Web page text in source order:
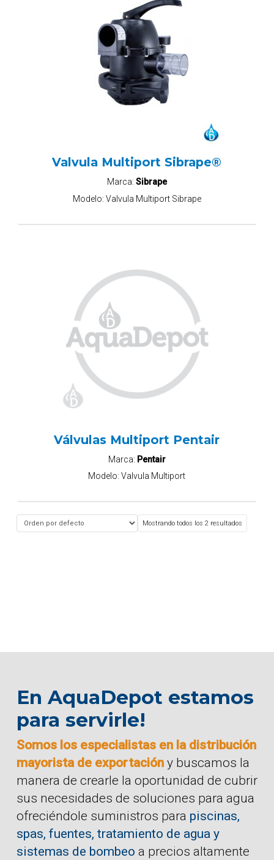
Valvula Multiport Sibrape®
Marca: Sibrape
Modelo: Valvula Multiport Sibrape
Válvulas Multiport Pentair
Marca: Pentair
Modelo:Valvula Multiport
Mostrando todos los 2 resultados
En AquaDepot estamos
para servirle!
Somos los especialistas en la distribución
mayorista de exportacióny buscamos la
manera de crearle la oportunidad de cubrir
sus necesidades de soluciones para agua
ofreciéndole suministros para piscinas,
spas, fuentes, tratamiento de agua y
sistemas de bombeo a precios altamente